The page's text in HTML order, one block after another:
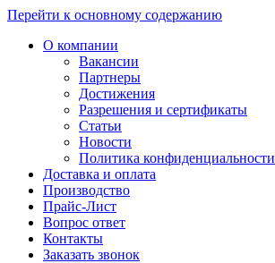
Перейти к основному содержанию
О компании
Вакансии
Партнеры
Достижения
Разрешения и сертификаты
Статьи
Новости
Политика конфиденциальности
Доставка и оплата
Производство
Прайс-Лист
Вопрос ответ
Контакты
Заказать звонок